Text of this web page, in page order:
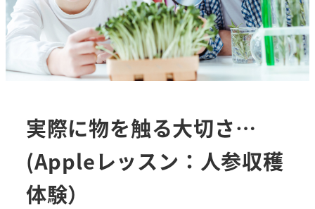
実際に物を触る大切さ…
(Appleレッスン：人参収穫
体験）